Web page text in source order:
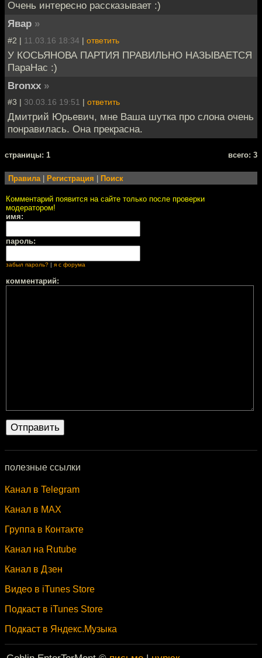
Очень интересно рассказывает :)
Явар »
#2 | 11.03.16 18:34 | ответить
У КОСЬЯНОВА ПАРТИЯ ПРАВИЛЬНО НАЗЫВАЕТСЯ
ПараНас :)
Bronxx »
#3 | 30.03.16 19:51 | ответить
Дмитрий Юрьевич, мне Ваша шутка про слона очень
понравилась. Она прекрасна.
cтраницы: 1 всего: 3
Правила | Регистрация | Поиск
Комментарий появится на сайте только после проверки
модератором!
имя:
пароль:
забыл пароль? | я с форума
комментарий:
полезные ссылки
Канал в Telegram
Канал в MAX
Группа в Контакте
Канал на Rutube
Канал в Дзен
Видео в iTunes Store
Подкаст в iTunes Store
Подкаст в Яндекс.Музыка